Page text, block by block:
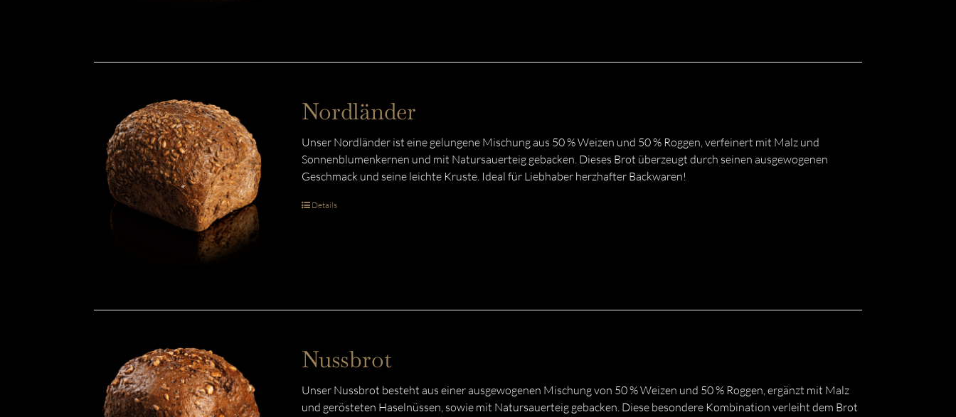
Nordländer
Unser Nordländer ist eine gelungene Mischung aus 50 % Weizen und 50 % Roggen, verfeinert mit Malz und
Sonnenblumenkernen und mit Natursauerteig gebacken. Dieses Brot überzeugt durch seinen ausgewogenen
Geschmack und seine leichte Kruste. Ideal für Liebhaber herzhafter Backwaren!
Details
Nussbrot
Unser Nussbrot besteht aus einer ausgewogenen Mischung von 50 % Weizen und 50 % Roggen, ergänzt mit Malz
und gerösteten Haselnüssen, sowie mit Natursauerteig gebacken. Diese besondere Kombination verleiht dem Brot